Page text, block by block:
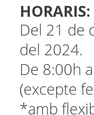
HORARIS:
Del 21 de
del 2024.
De 8:00h
(excepte
*amb